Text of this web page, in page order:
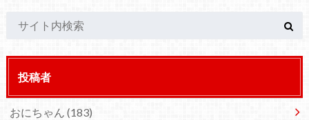
投稿者
おにちゃん (183)